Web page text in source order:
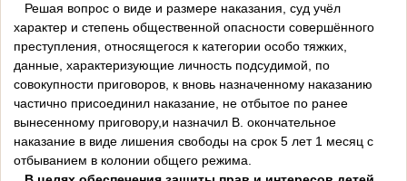
Решая вопрос о виде и размере наказания, суд учёл
характер и степень общественной опасности совершённого
преступления, относящегося к категории особо тяжких,
данные, характеризующие личность подсудимой, по
совокупности приговоров, к вновь назначенному наказанию
частично присоединил наказание, не отбытое по ранее
вынесенному приговору,и назначил В. окончательное
наказание в виде лишения свободы на срок 5 лет 1 месяц с
отбыванием в колонии общего режима.